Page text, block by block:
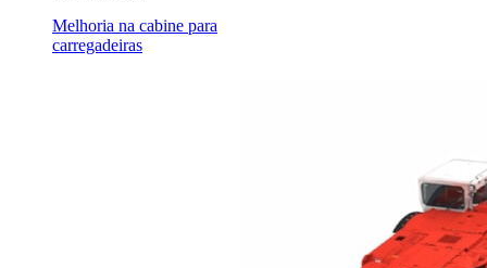
Melhoria na cabine para
carregadeiras